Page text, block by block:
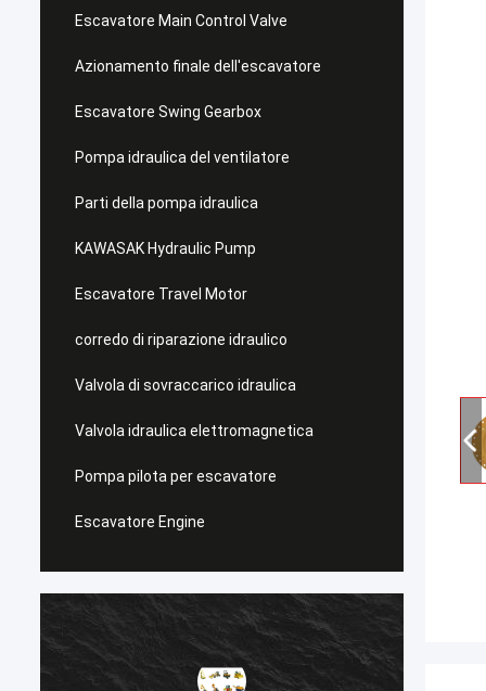
Escavatore Main Control Valve
Azionamento finale dell'escavatore
Escavatore Swing Gearbox
Pompa idraulica del ventilatore
Parti della pompa idraulica
KAWASAK Hydraulic Pump
Escavatore Travel Motor
corredo di riparazione idraulico
Valvola di sovraccarico idraulica
Valvola idraulica elettromagnetica
Pompa pilota per escavatore
Escavatore Engine